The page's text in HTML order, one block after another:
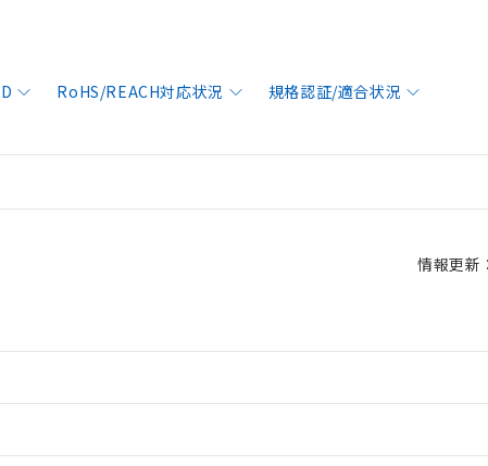
RoHS/REACH対応状況 規格認証/適合状況
情報更